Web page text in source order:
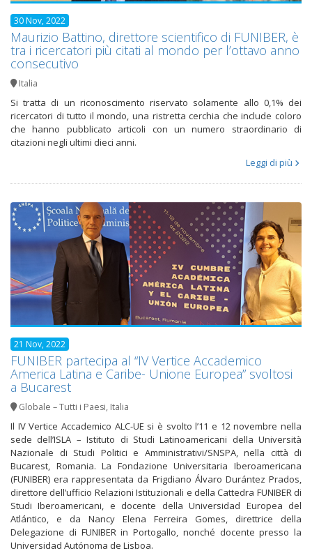
30 Nov, 2022
Maurizio Battino, direttore scientifico di FUNIBER, è
tra i ricercatori più citati al mondo per l’ottavo anno
consecutivo
Italia
Si tratta di un riconoscimento riservato solamente allo 0,1% dei
ricercatori di tutto il mondo, una ristretta cerchia che include coloro
che hanno pubblicato articoli con un numero straordinario di
citazioni negli ultimi dieci anni.
Leggi di più
21 Nov, 2022
FUNIBER partecipa al “IV Vertice Accademico
America Latina e Caribe- Unione Europea” svoltosi
a Bucarest
Globale – Tutti i Paesi, Italia
Il IV Vertice Accademico ALC-UE si è svolto l’11 e 12 novembre nella
sede dell’ISLA – Istituto di Studi Latinoamericani della Università
Nazionale di Studi Politici e Amministrativi/SNSPA, nella città di
Bucarest, Romania. La Fondazione Universitaria Iberoamericana
(FUNIBER) era rappresentata da Frigdiano Álvaro Durántez Prados,
direttore dell’ufficio Relazioni Istituzionali e della Cattedra FUNIBER di
Studi Iberoamericani, e docente della Universidad Europea del
Atlántico, e da Nancy Elena Ferreira Gomes, direttrice della
Delegazione di FUNIBER in Portogallo, nonché docente presso la
Universidad Autónoma de Lisboa.